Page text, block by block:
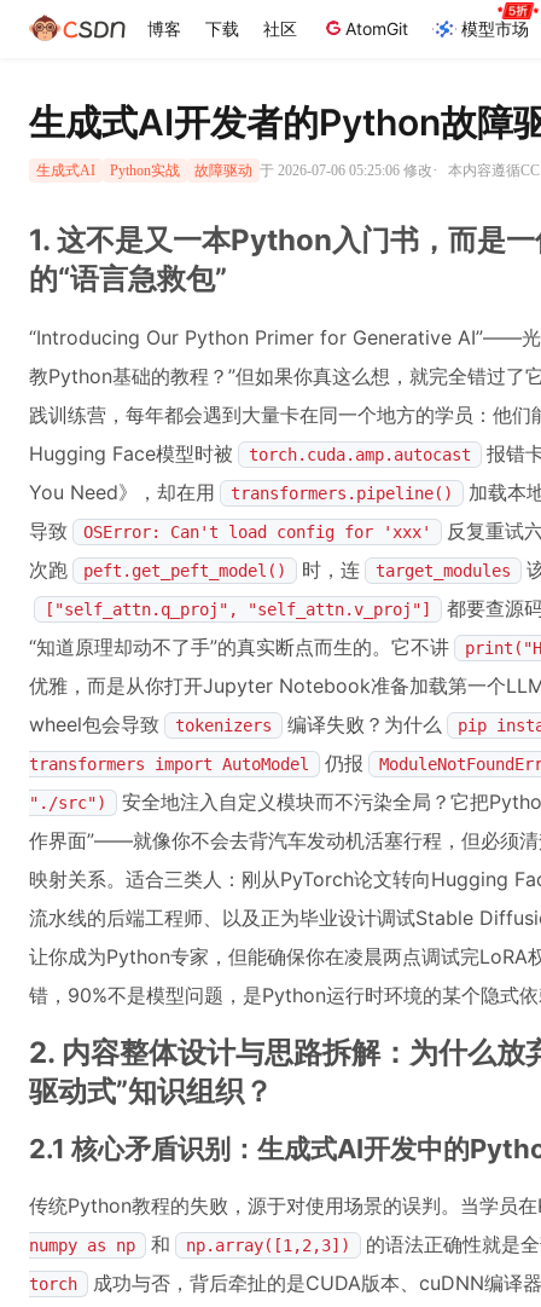
博客 下载 社区 AtomGit 模型市场
生成式AI开发者的Python故障
生成式AI Python实战 故障驱动 于 2026-07-06 05:25:06 修改· 本内容遵循
1. 这不是又一本Python入门书，而是
的“语言急救包”
“Introducing Our Python Primer for Generative AI”——光
教Python基础的教程？”但如果你真这么想，就完全错过了
践训练营，每年都会遇到大量卡在同一个地方的学员：他
Hugging Face模型时被
torch.cuda.amp.autocast
报错
You Need》，却在用
transformers.pipeline()
加载本
导致
OSError: Can't load config for 'xxx'
反复重试
次跑
peft.get_peft_model() 时，连 target_modules
["self_attn.q_proj", "self_attn.v_proj"]
都要查源
“知道原理却动不了手”的真实断点而生的。它不讲
优雅，而是从你打开Jupyter Notebook准备加载第一个
wheel包会导致
tokenizers 编译失败？为什么
pip
transformers import AutoModel
仍报
"./src")
安全地注入自定义模块而不污染全局？它把
作界面”——就像你不会去背汽车发动机活塞行程，但必须
映射关系。适合三类人：刚从PyTorch论文转向Hugging
流水线的后端工程师、以及正为毕业设计调试Stable
让你成为Python专家，但能确保你在凌晨两点调试完LoRA
错，90%不是模型问题，是Python运行时环境的某个隐式
2. 内容整体设计与思路拆解：为什么放
驱动式”知识组织？
2.1 核心矛盾识别：生成式AI开发中的
传统Python教程的失败，源于对使用场景的误判。当学员
numpy as np 和 np.array([1,2,3]) 的语法正确性就是
torch
成功与否，背后牵扯的是CUDA版本、cuDNN编译